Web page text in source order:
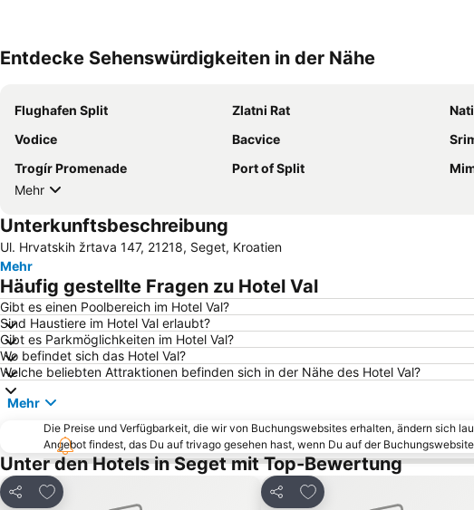
Entdecke Sehenswürdigkeiten in der Nähe
Flughafen Split Zlatni Rat
Vodice
Bacvice
Trogír Promenade
Port of Split
Mehr
Unterkunftsbeschreibung
Ul. Hrvatskih žrtava 147, 21218, Seget, Kroatien
Mehr
Häufig gestellte Fragen zu Hotel Val
Gibt es einen Poolbereich im Hotel Val?
Sind Haustiere im Hotel Val erlaubt?
Gibt es Parkmöglichkeiten im Hotel Val?
Wo befindet sich das Hotel Val?
Welche beliebten Attraktionen befinden sich in der Nähe des Hotel Val?
Mehr
Die Preise und Verfügbarkeit, die wir von Buchungswebsites erhalten, ändern sich
Angebot findest, das Du auf trivago gesehen hast, wenn Du auf der
Unter den Hotels in Seget mit Top-Bewertung
Teilen
Zu Favoriten hinzufügen
Teilen
Zu Favoriten hinzufügen